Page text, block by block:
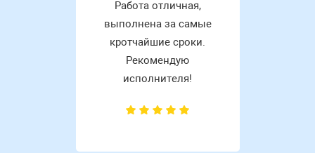
Работа отличная,
выполнена за самые
кротчайшие сроки.
Рекомендую
исполнителя!